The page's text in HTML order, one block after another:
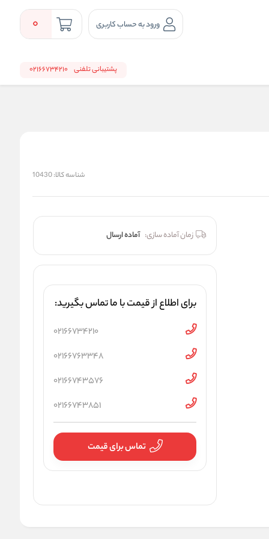
ورود به حساب کاربری 0
پشتیبانی تلفنی 02166734210
شناسه کالا:10430
زمان آماده سازی: آماده ارسال
برای اطلاع از قیمت با ما تماس بگیرید:
02166734210
02166763348
02166743576
02166743851
تماس برای قیمت